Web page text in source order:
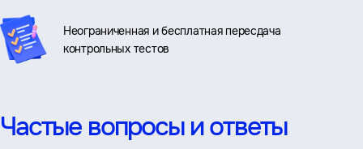
Неограниченная и бесплатная пересдача
контрольных тестов
Частые вопросы и ответы